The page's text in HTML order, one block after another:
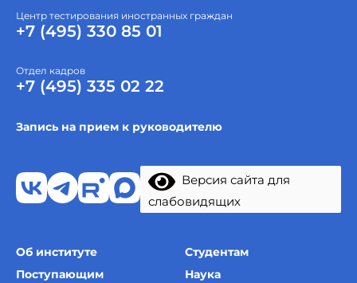
Центр тестирования иностранных граждан
+7 (495) 330 85 01
Отдел кадров
+7 (495) 335 02 22
Запись на прием к руководителю
Версия сайта для
слабовидящих
Об институте
Студентам
Поступающим
Наука